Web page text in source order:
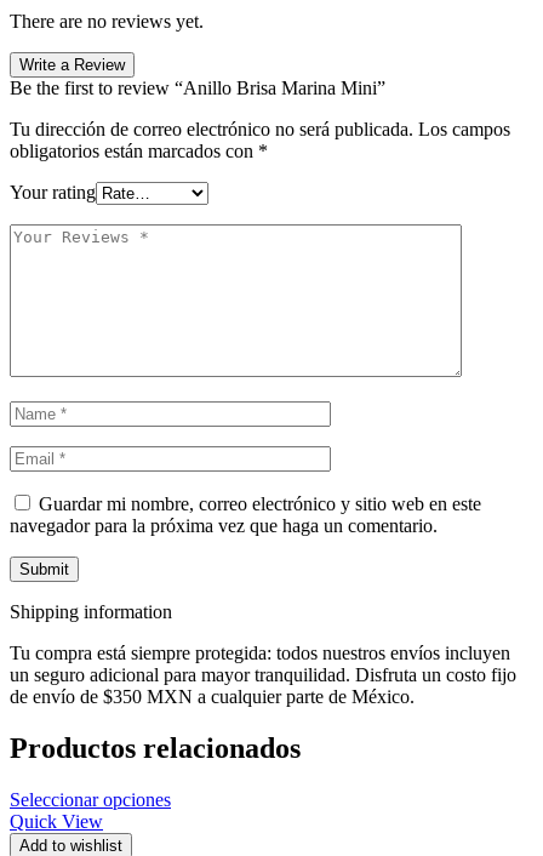
There are no reviews yet.
Write a Review
Be the first to review “Anillo Brisa Marina Mini”
Tu dirección de correo electrónico no será publicada. Los campos
obligatorios están marcados con *
Your rating
Guardar mi nombre, correo electrónico y sitio web en este
navegador para la próxima vez que haga un comentario.
Shipping information
Tu compra está siempre protegida: todos nuestros envíos incluyen
un seguro adicional para mayor tranquilidad. Disfruta un costo fijo
de envío de $350 MXN a cualquier parte de México.
Productos relacionados
Seleccionar opciones
Quick View
Add to wishlist